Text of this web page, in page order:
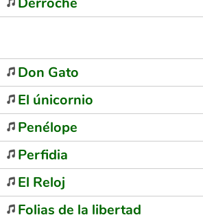
Don Gato
El únicornio
Penélope
Perfidia
El Reloj
Folias de la libertad